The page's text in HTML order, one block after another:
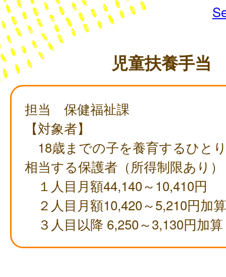
児童扶養手当
担当 保健福祉課
【対象者】
18歳までの子を養育するひと
相当する保護者（所得制限あり）
１人目月額44,140～10,410円
２人目月額10,420～5,210円加算
３人目以降 6,250～3,130円加算